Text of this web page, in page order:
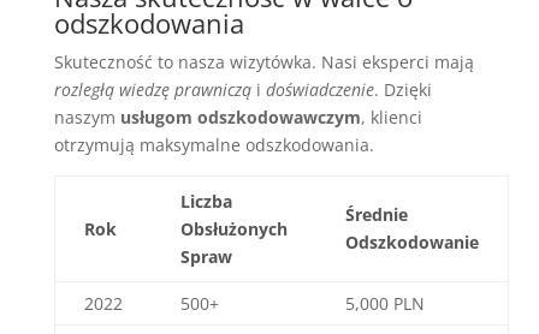
odszkodowania
Skuteczność to nasza wizytówka. Nasi eksperci mają
rozległą wiedzę prawnicząi doświadczenie. Dzięki
naszym usługom odszkodowawczym, klienci
otrzymują maksymalne odszkodowania.
Rok
Liczba
Obsłużonych
Spraw
Średnie
Odszkodowanie
2022 500+
5,000 PLN